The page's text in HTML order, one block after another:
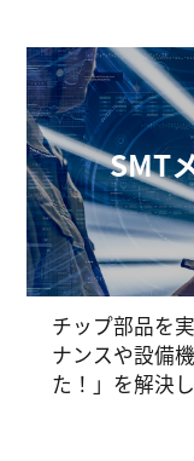
SMT
チップ部品を
ナンスや設備
た！」を解決し